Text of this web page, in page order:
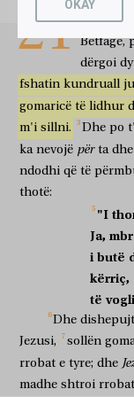
πῶλον, καὶ
ἐπεκάθισεν ἐπάνω
sipër
ἔστρωσαν
shtruan
ἑαυτῶν
e veta
τὰ
κλάδους
degë
ἀπὸ
nga
τῶν
δὲ
dhe
ὄχλοι
turmat
οἱ
ato që
ἔκραζον
thërrisnin
λέγοντες,
duke
ὁ ἐρχόμενος
në
εἰσελθόντος
ndërsa hyri
λέγουσα,
ὁ
Γαλιλαίας.
καὶ
dhe
εἰσῆλθεν
hyri
ata
πωλοῦντας
që shesin
καὶ
dhe
21 Dhe kur
Betfagë,
dërgoi dy
fshatin kundruall
gomaricë të lidhur
m'i sillni. Dhe po
ka nevojë për ta dhe
ndodhi që të
thotë:
"I
Ja,
i butë
kërriç,
të
Dhe
Jezusi,
sollën
rrobat e tyre; dhe
madhe shtroi rrobat
OKAY